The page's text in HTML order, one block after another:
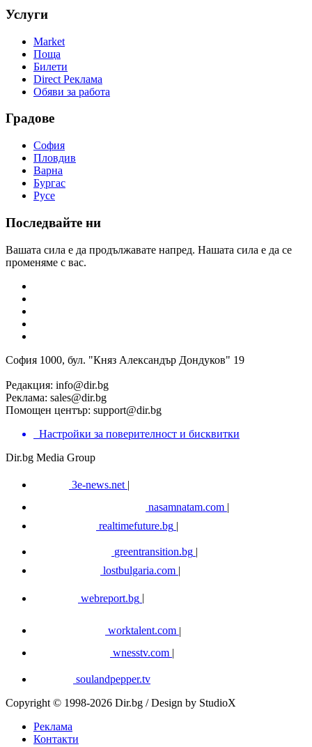
Услуги
Market
Поща
Билети
Direct Реклама
Обяви за работа
Градове
София
Пловдив
Варна
Бургас
Русе
Последвайте ни
Вашата сила е да продължавате напред. Нашата сила е да се
променяме с вас.
София 1000, бул. "Княз Александър Дондуков" 19
Редакция: info@dir.bg
Реклама: sales@dir.bg
Помощен център: support@dir.bg
Настройки за поверителност и бисквитки
Dir.bg Media Group
3e-news.net |
nasamnatam.com |
realtimefuture.bg |
greentransition.bg |
lostbulgaria.com |
webreport.bg
worktalent.com |
wnesstv.com |
soulandpepper.tv
Copyright © 1998-2026 Dir.bg / Design by StudioX
Реклама
Контакти